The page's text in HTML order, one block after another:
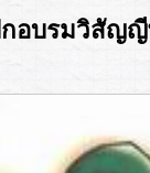
กอบรมวิสัญ